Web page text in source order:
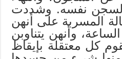
نفسه. وشددت
المسربة على أنهن
وأنهن يتناوبن
كل معتقلة بإيقاظ